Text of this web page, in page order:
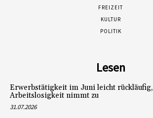
FREIZEIT
KULTUR
POLITIK
Lesen
Erwerbstätigkeit im Juni leicht rückläufig,
Arbeitslosigkeit nimmt zu
31.07.2026